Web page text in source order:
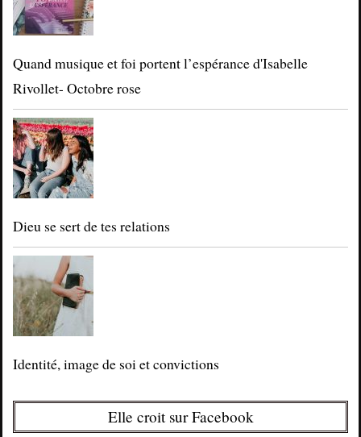
Quand musique et foi portent l’espérance d'Isabelle
Rivollet- Octobre rose
Dieu se sert de tes relations
Identité, image de soi et convictions
Elle croit sur Facebook